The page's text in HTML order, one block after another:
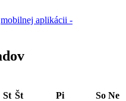
mobilnej aplikácii -
St Št Pi So Ne